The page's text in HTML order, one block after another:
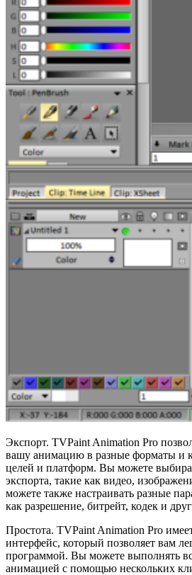
Экспорт. TVPaint Animation Pro
вашу анимацию в разные форматы и
целей и платформ. Вы можете
экспорта, такие как видео,
можете также настраивать разные
как разрешение, битрейт, кодек и
Простота. TVPaint Animation Pro
интерфейс, который позволяет вам
программой. Вы можете выполнять
анимацией с помощью нескольких